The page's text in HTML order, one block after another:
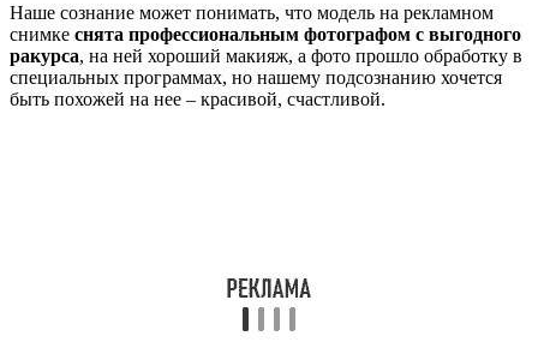
Наше сознание может понимать, что модель на рекламном
снимке снята профессиональным фотографом с выгодного
ракурса, на ней хороший макияж, а фото прошло обработку в
специальных программах, но нашему подсознанию хочется
быть похожей на нее – красивой, счастливой.